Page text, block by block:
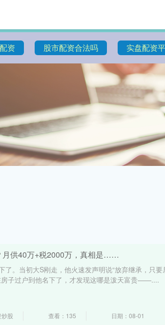
资 股市配资合法吗 实盘配资
月供40万+税2000万，真相是……
了。当初大S刚走，他火速发声明说“放弃继承，只要
子过户到他名下了，才发现这哪是泼天富贵——....
股 查看：135 日期：08-01